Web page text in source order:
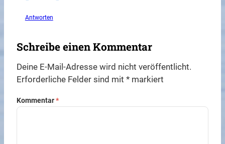
Antworten
Schreibe einen Kommentar
Deine E-Mail-Adresse wird nicht veröffentlicht.
Erforderliche Felder sind mit* markiert
Kommentar*